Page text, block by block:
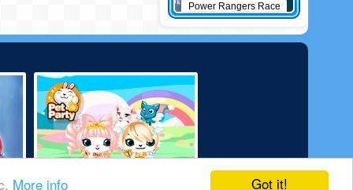
Got it!
More info
Power Rangers Race